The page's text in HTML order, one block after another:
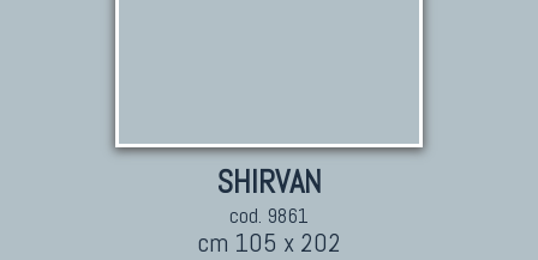
SHIRVAN
cod. 9861
cm 105 x 202